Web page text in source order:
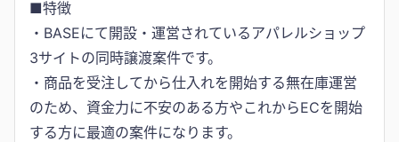
■特徴
・BASEにて開設・運営されているアパレルショップ
3サイトの同時譲渡案件です。
・商品を受注してから仕入れを開始する無在庫運営
のため、資金力に不安のある方やこれからECを開始
する方に最適の案件になります。